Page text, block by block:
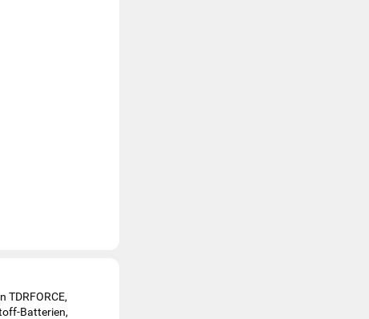
TDRFORCE,
Batterien,